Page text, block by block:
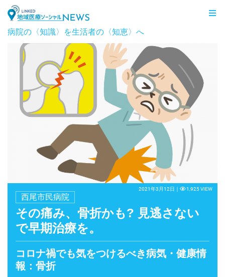
LINKED 地域医療ソーシャルNEWS
病院の〈知識〉を生活者の〈知恵〉へ
西尾市民病院
その痛み、骨折かも? 見逃さない
で早期治療を。
コロナ禍でも気をつけるべき病気・健康情
報：骨折
2021年3月12日｜ 1,925 VIEW